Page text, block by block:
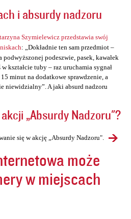
i absurdy nadzoru
Szymielewicz przedstawia swój
: „Dokładnie ten sam przedmiot –
podwyższonej podeszwie, pasek, kawałek
kształcie tuby – raz uruchamia sygnał
minut na dodatkowe sprawdzenie, a
niewidzialny”. A jaki absurd nadzoru
„Absurdy Nadzoru"?
się w akcję „Absurdy Nadzoru".
może
w miejscach